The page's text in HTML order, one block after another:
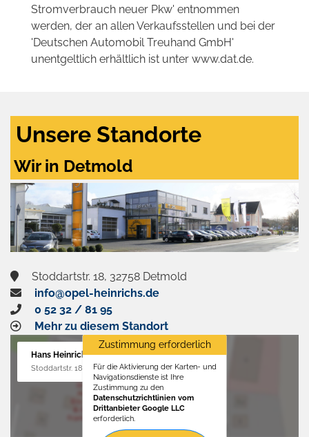
Stromverbrauch neuer Pkw' entnommen
werden, der an allen Verkaufsstellen und bei der
'Deutschen Automobil Treuhand GmbH'
unentgeltlich erhältlich ist unter www.dat.de.
Unsere Standorte
Wir in Detmold
Stoddartstr. 18, 32758 Detmold
info@opel-heinrichs.de
0 52 32 / 81 95
Mehr zu diesem Standort
Hans Heinrichs GmbH
Stoddartstr. 18, 32758 Detmold
Zustimmung erforderlich
Für die Aktivierung der Karten- und
Navigationsdienste ist Ihre
Zustimmung zu den
Datenschutzrichtlinien vom
Drittanbieter Google LLC
erforderlich.